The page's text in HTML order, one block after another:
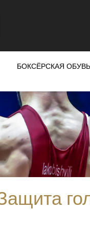
БОКСЁРСКАЯ ОБУВЬ